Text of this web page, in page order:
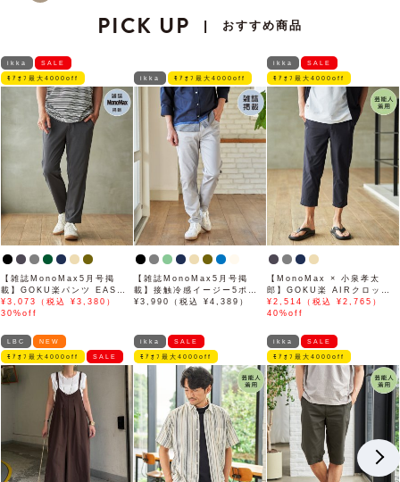
PICK UP | おすすめ商品
ikka SALE
ﾓｱｵﾌ最大4000off
【雑誌MonoMax5月号掲
載】GOKU楽パンツ EASY
STRETCH 冷感アンクル
【接触冷感】「小泉孝太郎さ
¥3,073（税込 ¥3,380）
30%off
ikka ﾓｱｵﾌ最大4000off
【雑誌MonoMax5月号掲
載】接触冷感イージー5ポケ
ット
¥3,990（税込 ¥4,389）
ikka SALE
ﾓｱｵﾌ最大4000off
【MonoMax × 小泉孝太
郎】GOKU楽 AIRクロップ
ドパンツ「小泉孝太郎さん着
用モデル」
¥2,514（税込 ¥2,765）
40%off
LBC NEW
ﾓｱｵﾌ最大4000off SALE
ikka SALE
ﾓｱｵﾌ最大4000off
ikka SALE
ﾓｱｵﾌ最大4000off